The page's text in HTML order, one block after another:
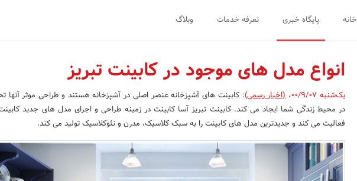
خانه پایگاه خبری تعرفه خدمات وبلاگ
انواع مدل های موجود در کابینت تبریز
یک‌شنبه 00/9/07 ،(اخبار رسمی):کابینت های آشپزخانه عنصر اصلی در آشپزخانه هستند و طراحی موثر آنها
در محیط زندگی شما ایجاد می کند. کابینت تبریز آسا کابینت در زمینه طراحی و اجرای مدل های جدید
فعالیت می کند و جدیدترین مدل های کابینت را به سبک کلاسیک، مدرن و نئوکلاسیک تولید می کند.